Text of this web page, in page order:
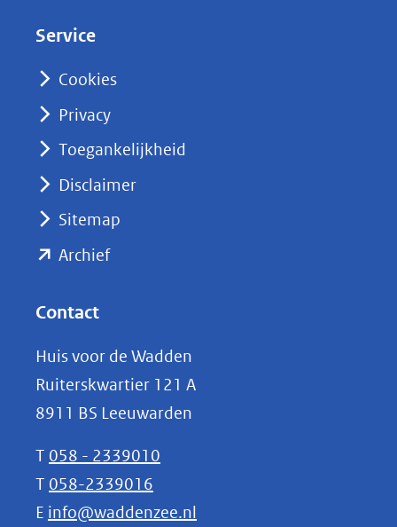
nieuw
naar
Service
Cookies
Privacy
Toegankelijkheid
Disclaimer
Sitemap
Archief(opent
(verwijst
naar
een
andere
website)
Contact
Huis voor de Wadden
Ruiterskwartier 121 A
8911 BS Leeuwarden
T 058 - 2339010
T 058-2339016
E info@waddenzee.nl